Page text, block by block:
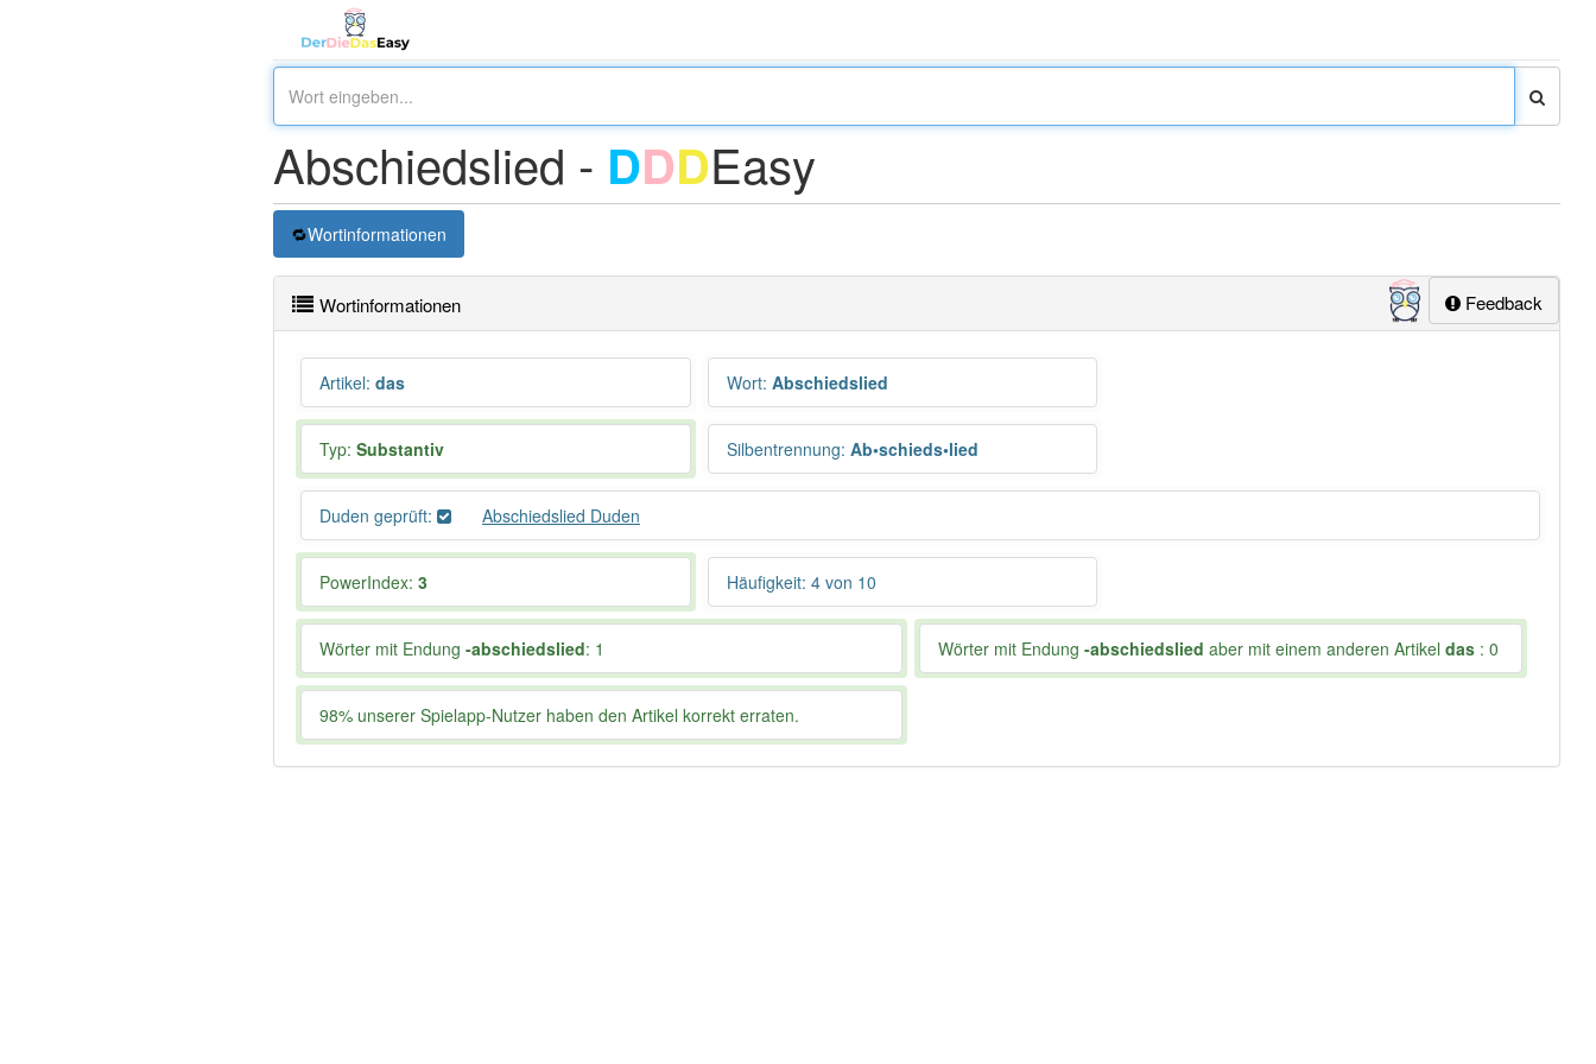
Abschiedslied - DDDEasy
Wortinformationen
Feedback
Wortinformationen
Artikel: das Wort: Abschiedslied
Typ: Substantiv Silbentrennung: Ab•schieds•lied
Duden geprüft: Abschiedslied Duden
PowerIndex: 3 Häufigkeit: 4 von 10
Wörter mit Endung -abschiedslied: 1 Wörter mit Endung-abschiedslied aber mit einem anderen Artikeldas : 0
98% unserer Spielapp-Nutzer haben den Artikel korrekt erraten.